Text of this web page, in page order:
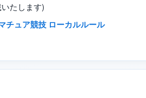
たします)
チュア競技 ローカルルール